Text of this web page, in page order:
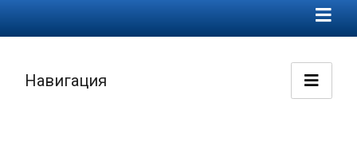
Навигация